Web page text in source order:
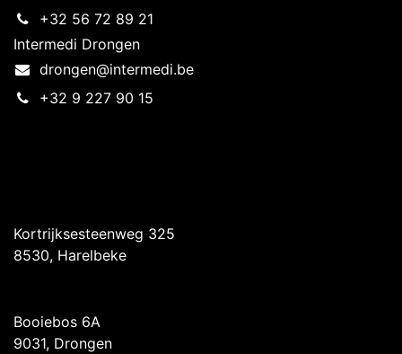
+32 56 72 89 21
Intermedi Drongen
drongen@intermedi.be
+32 9 227 90 15
Kortrijksesteenweg 325
8530, Harelbeke
Booiebos 6A
9031, Drongen